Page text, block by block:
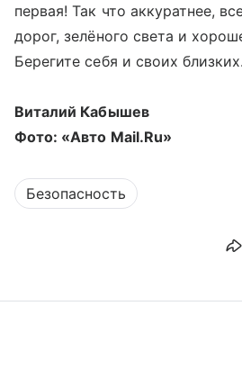
первая! Так что аккуратнее,
дорог, зелёного света и
Берегите себя и своих близких.
Виталий Кабышев
Фото: «Aвто Mail.Ru»
Безопасность